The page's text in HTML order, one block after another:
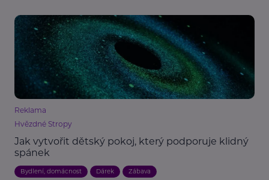
Reklama
Hvězdné Stropy
Jak vytvořit dětský pokoj, který podporuje klidný
spánek
Bydlení, domácnost Dárek Zábava